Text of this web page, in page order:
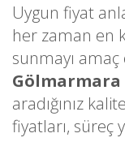
Uygun fiyat
her zaman en
sunmayı
Gölmarmara
aradığınız
fiyatları, süreç